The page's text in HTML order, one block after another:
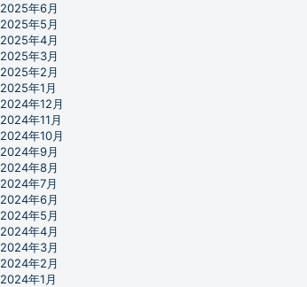
2025年6月
2025年5月
2025年4月
2025年3月
2025年2月
2025年1月
2024年12月
2024年11月
2024年10月
2024年9月
2024年8月
2024年7月
2024年6月
2024年5月
2024年4月
2024年3月
2024年2月
2024年1月